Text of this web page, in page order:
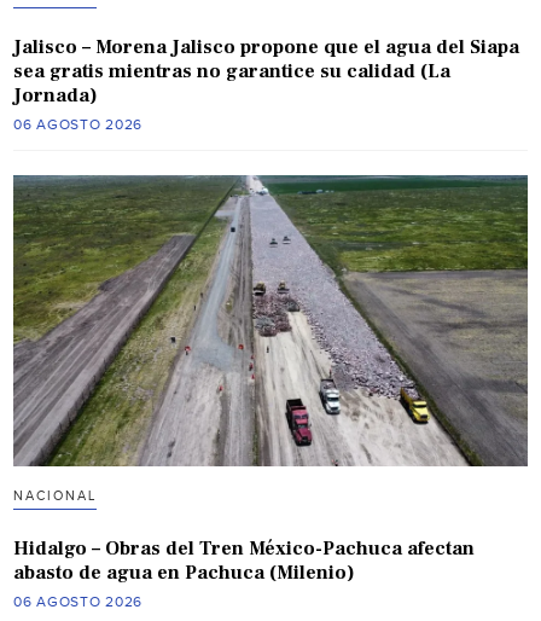
Jalisco – Morena Jalisco propone que el agua del Siapa
sea gratis mientras no garantice su calidad (La
Jornada)
06 AGOSTO 2026
NACIONAL
Hidalgo – Obras del Tren México-Pachuca afectan
abasto de agua en Pachuca (Milenio)
06 AGOSTO 2026